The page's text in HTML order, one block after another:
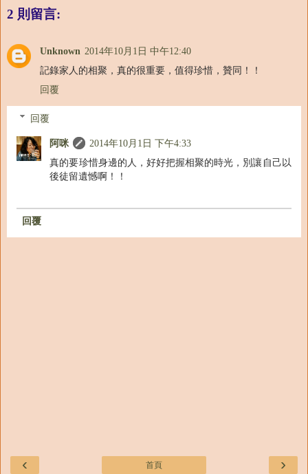
2 則留言:
Unknown 2014年10月1日 中午12:40
記錄家人的相聚，真的很重要，值得珍惜，贊同！！
回覆
回覆
阿咪
2014年10月1日 下午4:33
真的要珍惜身邊的人，好好把握相聚的時光，別讓自己以
後徒留遺憾啊！！
回覆
‹ ›
首頁